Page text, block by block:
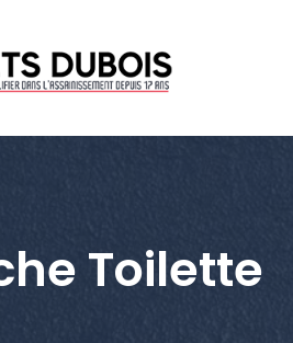
Toilette